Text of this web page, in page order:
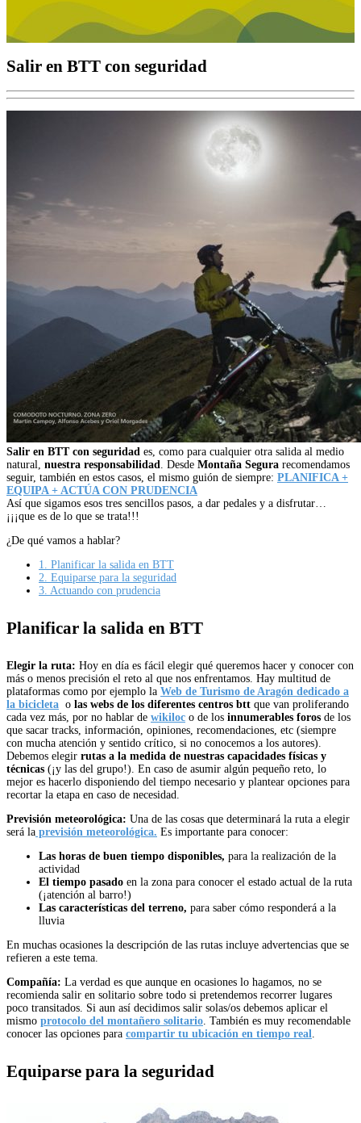
Salir en BTT con seguridad
Salir en BTT con seguridad es, como para cualquier otra salida al medio
natural, nuestra responsabilidad. Desde Montaña Segura recomendamos
seguir, también en estos casos, el mismo guión de siempre: PLANIFICA +
EQUIPA + ACTÚA CON PRUDENCIA
Así que sigamos esos tres sencillos pasos, a dar pedales y a disfrutar…
¡¡¡que es de lo que se trata!!!
¿De qué vamos a hablar?
1. Planificar la salida en BTT
2. Equiparse para la seguridad
3. Actuando con prudencia
Planificar la salida en BTT
Elegir la ruta: Hoy en día es fácil elegir qué queremos hacer y conocer con
más o menos precisión el reto al que nos enfrentamos. Hay multitud de
plataformas como por ejemplo la Web de Turismo de Aragón dedicado a
la bicicleta o las webs de los diferentes centros btt que van proliferando
cada vez más, por no hablar de wikiloc o de los innumerables foros de los
que sacar tracks, información, opiniones, recomendaciones, etc (siempre
con mucha atención y sentido crítico, si no conocemos a los autores).
Debemos elegir rutas a la medida de nuestras capacidades físicas y
técnicas (¡y las del grupo!). En caso de asumir algún pequeño reto, lo
mejor es hacerlo disponiendo del tiempo necesario y plantear opciones para
recortar la etapa en caso de necesidad.
Previsión meteorológica: Una de las cosas que determinará la ruta a elegir
será la previsión meteorológica. Es importante para conocer:
Las horas de buen tiempo disponibles, para la realización de la
actividad
El tiempo pasado en la zona para conocer el estado actual de la ruta
(¡atención al barro!)
Las características del terreno, para saber cómo responderá a la
lluvia
En muchas ocasiones la descripción de las rutas incluye advertencias que se
refieren a este tema.
Compañía: La verdad es que aunque en ocasiones lo hagamos, no se
recomienda salir en solitario sobre todo si pretendemos recorrer lugares
poco transitados. Si aun así decidimos salir solas/os debemos aplicar el
mismo protocolo del montañero solitario. También es muy recomendable
conocer las opciones para compartir tu ubicación en tiempo real.
Equiparse para la seguridad